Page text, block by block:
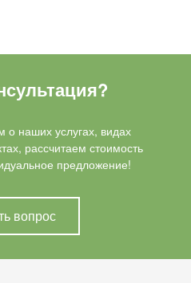
о наших услугах, видах
рассчитаем стоимость
предложение!
вопрос